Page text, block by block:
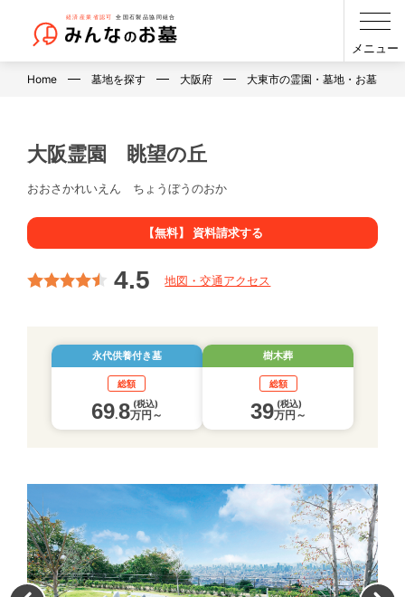
メニュー
Home 墓地を探す 大阪府 大東市の霊園・墓地・お墓
大阪霊園 眺望の丘
おおさかれいえん ちょうぼうのおか
【無料】 資料請求する
4.5 地図・交通アクセス
永代供養付き墓
総額
69.8万円～
(税込)
樹木葬
総額
39万円～
(税込)